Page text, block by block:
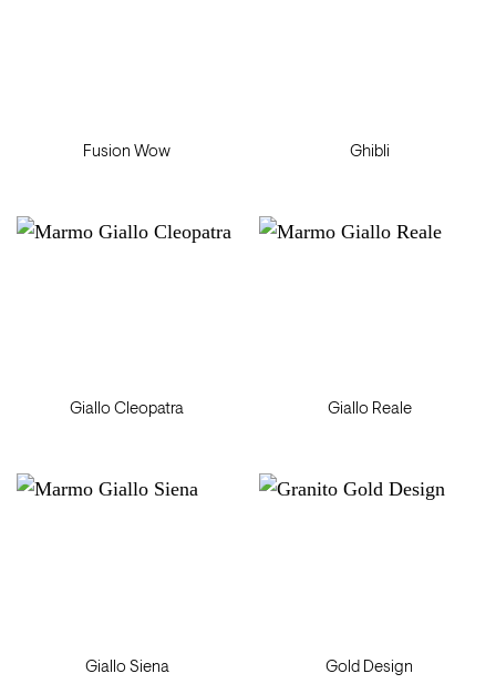
Fusion Wow Ghibli
Giallo Cleopatra Giallo Reale
Giallo Siena Gold Design